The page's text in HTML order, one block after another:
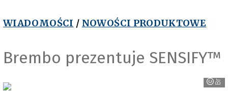
WIADOMOŚCI / NOWOŚCI PRODUKTOWE
Brembo prezentuje SENSIFY™
Brembo